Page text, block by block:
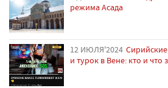
режима Асада
12 ИЮЛЯ'2024
и турок в Вене: кто и что